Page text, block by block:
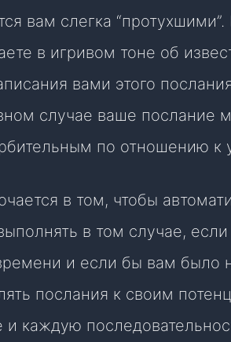
вам слегка
в игривом тоне об
вами этого
случае ваше послание
по отношению к
в том, чтобы
в том случае,
и если бы вам было
послания к своим
каждую